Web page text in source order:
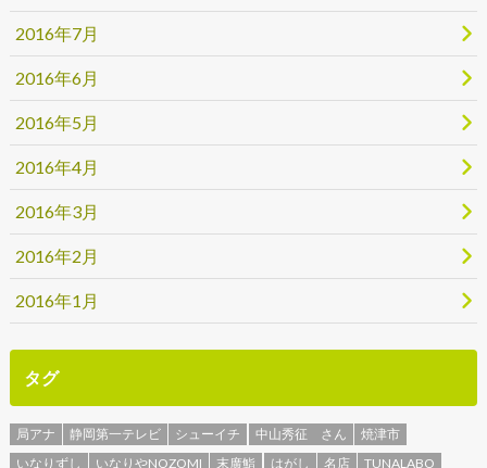
2016年7月
2016年6月
2016年5月
2016年4月
2016年3月
2016年2月
2016年1月
タグ
局アナ 静岡第一テレビ シューイチ 中山秀征 さん
焼津市
いなりずし
いなりやNOZOMI 末廣鮨 はがし 名店 TUNALABO